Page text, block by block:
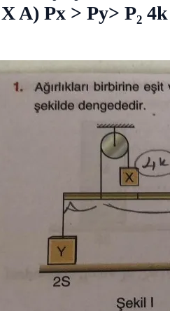
A) Px > Py> P₂ 4k